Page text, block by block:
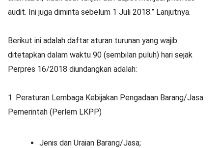
audit. Ini juga diminta sebelum 1 Juli 2018.” Lanjutnya.
Berikut ini adalah daftar aturan turunan yang wajib
ditetapkan dalam waktu 90 (sembilan puluh) hari sejak
Perpres 16/2018 diundangkan adalah:
1. Peraturan Lembaga Kebijakan Pengadaan Barang/Jasa
Pemerintah (Perlem LKPP)
Jenis dan Uraian Barang/Jasa;